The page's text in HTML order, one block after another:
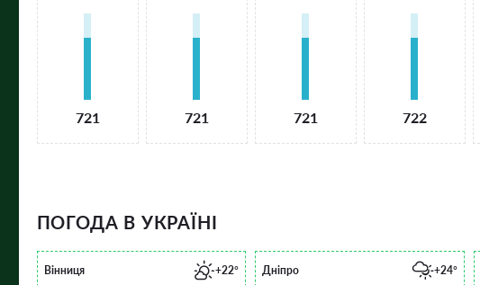
721 721 721 722
ПОГОДА В УКРАЇНІ
Вінниця +22° Дніпро +24°